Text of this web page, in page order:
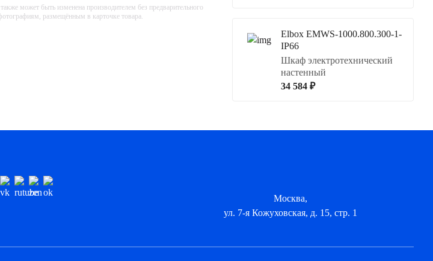
может быть изменена производителем без предварительного
размещённым в карточке товара.
Elbox EMWS-1000.800.300-1-
IP66
Шкаф электротехнический
настенный
34 584 ₽
Москва,
ул. 7-я Кожуховская, д. 15, стр. 1